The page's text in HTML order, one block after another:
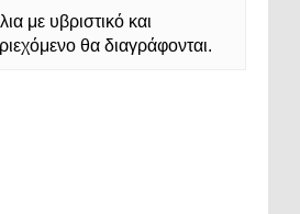
με υβριστικό και
θα διαγράφονται.